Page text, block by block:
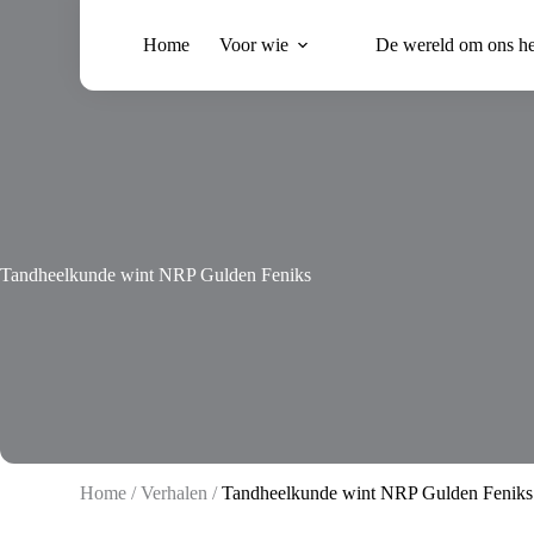
Home Voor wie De wereld om ons
Tandheelkunde wint NRP Gulden Feniks
Home /Verhalen /Tandheelkunde wint NRP Gulden Feniks